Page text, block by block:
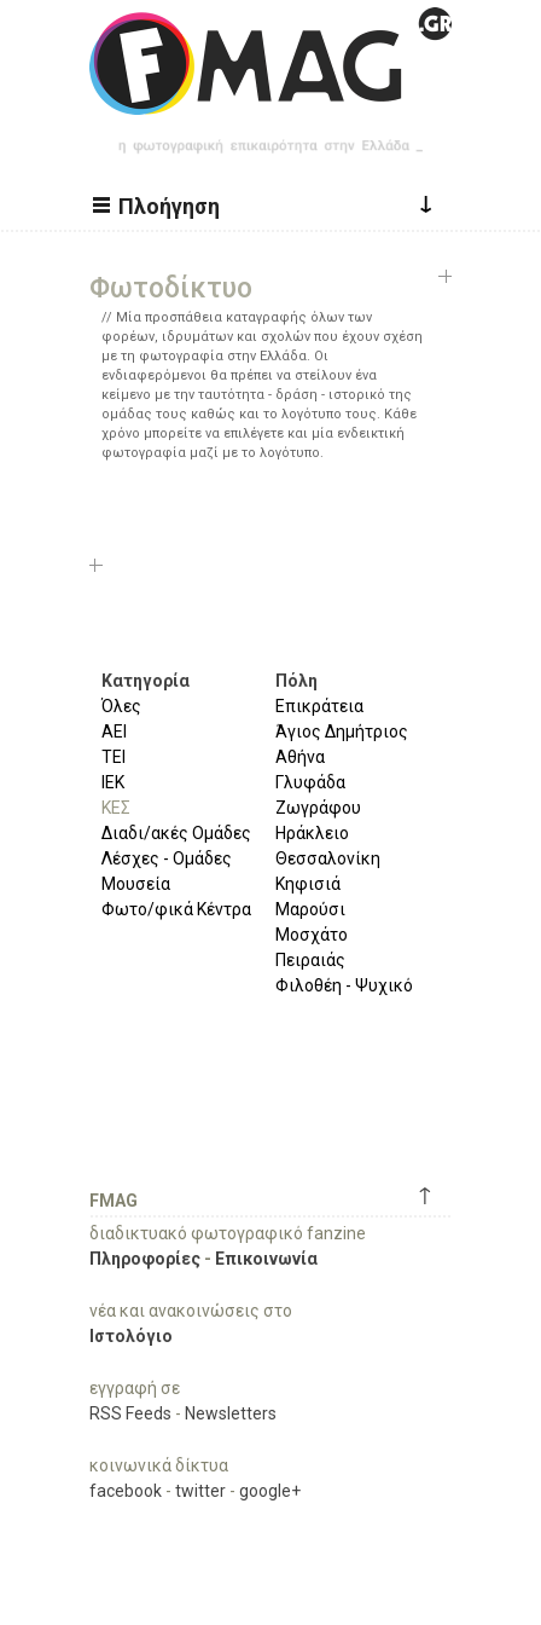
Παράκαμψη προς το κυρίως περιεχόμενο
Πλοήγηση ↓
Φωτοδίκτυο
Μία προσπάθεια καταγραφής όλων των
φορέων, ιδρυμάτων και σχολών που έχουν σχέση
με τη φωτογραφία στην Ελλάδα. Οι
ενδιαφερόμενοι θα πρέπει να στείλουν ένα
κείμενο με την ταυτότητα - δράση - ιστορικό της
ομάδας τους καθώς και το λογότυπο τους. Κάθε
χρόνο μπορείτε να επιλέγετε και μία ενδεικτική
φωτογραφία μαζί με το λογότυπο.
Κατηγορία
Όλες
ΑΕΙ
ΤΕΙ
ΙΕΚ
ΚΕΣ
Διαδι/ακές Ομάδες
Λέσχες - Ομάδες
Μουσεία
Φωτο/φικά Κέντρα
Πόλη
Επικράτεια
Άγιος Δημήτριος
Αθήνα
Γλυφάδα
Ζωγράφου
Ηράκλειο
Θεσσαλονίκη
Κηφισιά
Μαρούσι
Μοσχάτο
Πειραιάς
Φιλοθέη - Ψυχικό
↑
FMAG
διαδικτυακό φωτογραφικό fanzine
Πληροφορίες - Επικοινωνία
νέα και ανακοινώσεις στο
Ιστολόγιο
εγγραφή σε
RSS Feeds - Newsletters
κοινωνικά δίκτυα
facebook - twitter - google+